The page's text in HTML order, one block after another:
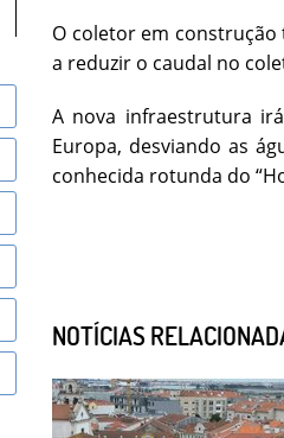
O coletor em construção
a reduzir o caudal no
A nova infraestrutura
Europa, desviando as
conhecida rotunda do
NOTÍCIAS